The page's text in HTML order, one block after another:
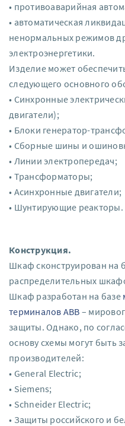
• противоаварийная
• автоматическая
ненормальных режимов
электроэнергетики.
Изделие может
следующего основного
• Синхронные
двигатели);
• Блоки генератор-
• Сборные шины и
• Линии электропередач;
• Трансформаторы;
• Асинхронные двигатели;
• Шунтирующие реакторы.
Конструкция.
Шкаф сконструирован на
распределительных
Шкаф разработан на базе
терминалов АВВ –
защиты. Однако, по
основу схемы могут быть
производителей:
• General Electric;
• Siemens;
• Schneider Electric;
• Защиты российского и